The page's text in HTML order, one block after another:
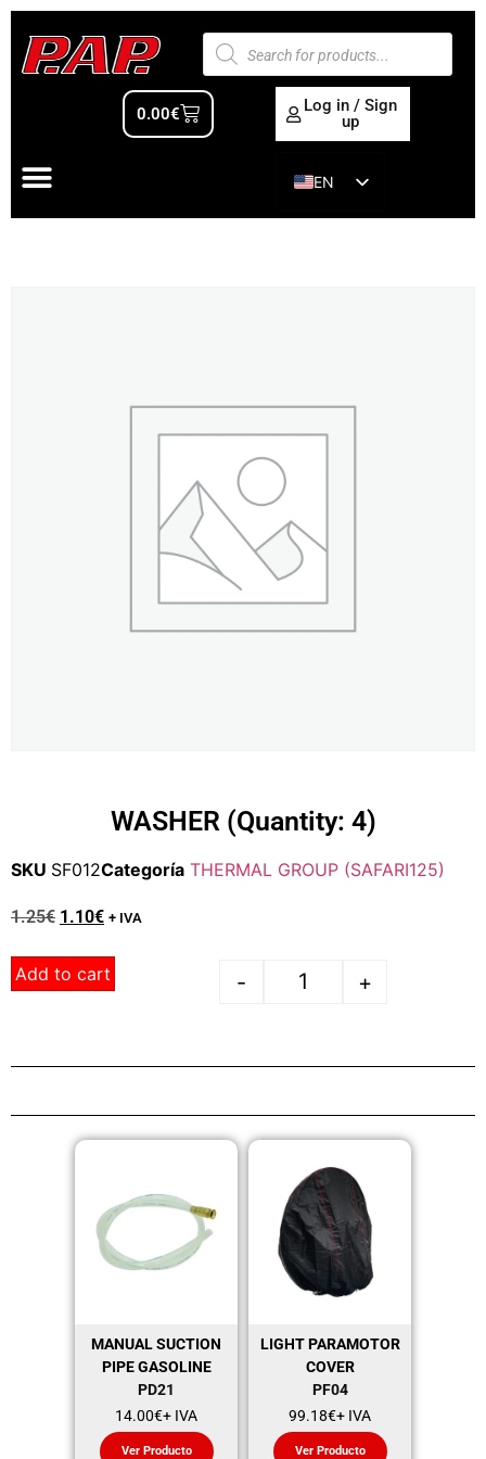
0.00€
Log in / Sign
up
EN
ES
WASHER (Quantity: 4)
SKU SF012Categoría THERMAL GROUP (SAFARI125)
1.25€ 1.10€ + IVA
- +
Add to cart
MANUAL SUCTION
PIPE GASOLINE
PD21
14.00€+ IVA
Ver Producto
LIGHT PARAMOTOR
COVER
PF04
99.18€+ IVA
Ver Producto